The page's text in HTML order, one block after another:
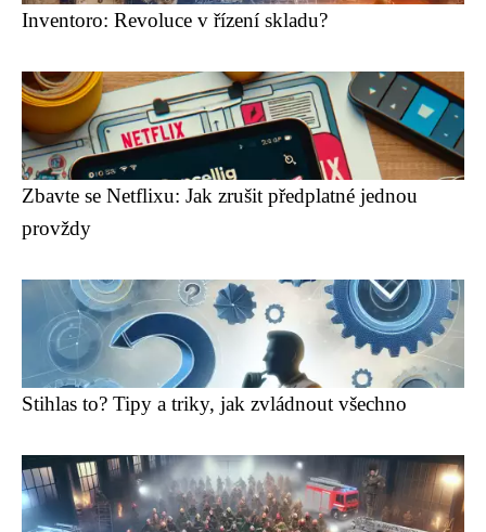
Inventoro: Revoluce v řízení skladu?
Zbavte se Netflixu: Jak zrušit předplatné jednou
provždy
Stihlas to? Tipy a triky, jak zvládnout všechno